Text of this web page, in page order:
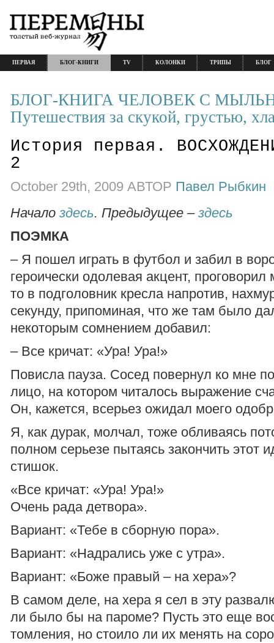
ПЕРВАЯ БЛОГ-КНИГИ TV КОЛОНКИ ТРИПЫ БЛОГ
БЛОГ-КНИГА ЧЕЛОВЕК С
Путешествия за скукой, грустью,
История первая.
2
October 29th, 2009 АВТОР Павел Рыбкин
Начало здесь. Предыдущее – здесь
ПОЭМКА
– Я пошел играть в футбол и забил в
героически одолевая акцент, проговорил
то в подголовник кресла напротив,
секунду, припоминая, что же там было
некоторым сомнением добавил:
– Все кричат: «Ура! Ура!»
Повисла пауза. Сосед повернул ко мне
лицо, на котором читалось выражение
Он, кажется, всерьез ожидал моего
Я, как дурак, молчал, тоже обливаясь
полном серьезе пытаясь закончить этот
стишок.
«Все кричат: «Ура! Ура!»
Очень рада детвора».
Вариант: «Тебе в сборную пора».
Вариант: «Надрались уже с утра».
Вариант: «Боже правый – на хера»?
В самом деле, на хера я сел в эту
ли было бы на пароме? Пусть это еще
томления, но стоило ли их менять на